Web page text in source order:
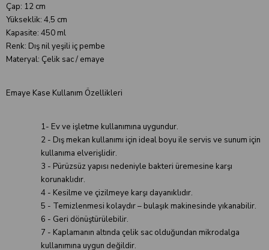
Çap: 12 cm
Yükseklik: 4,5 cm
Kapasite: 450 ml
Renk: Dış nil yeşili iç pembe
Materyal: Çelik sac / emaye
Emaye Kase Kullanım Özellikleri
1- Ev ve işletme kullanımına uygundur.
2 - Dış mekan kullanımı için ideal boyu ile servis ve sunum için
kullanıma elverişlidir.
3 - Pürüzsüz yapısı nedeniyle bakteri üremesine karşı
korunaklıdır.
4 - Kesilme ve çizilmeye karşı dayanıklıdır.
5 - Temizlenmesi kolaydır – bulaşık makinesinde yıkanabilir.
6 - Geri dönüştürülebilir.
7 - Kaplamanın altında çelik sac olduğundan mikrodalga
kullanımına uygun değildir.